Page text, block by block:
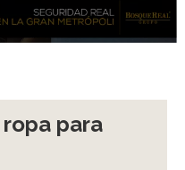
para